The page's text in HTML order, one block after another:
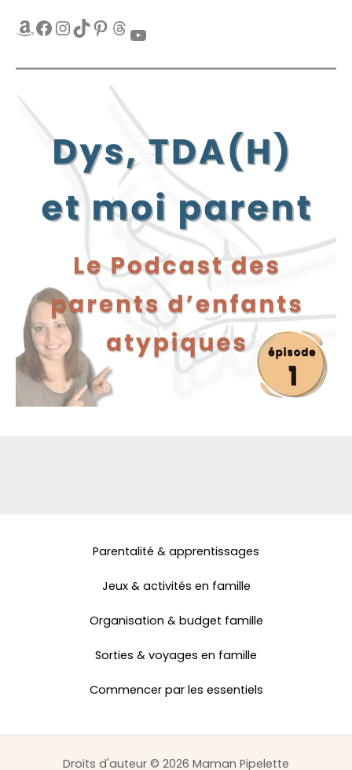
Amazon Facebook InstagramTikTok Pinterest Threads YouTube
Parentalité & apprentissages
Jeux & activités en famille
Organisation & budget famille
Sorties & voyages en famille
Commencer par les essentiels
Droits d'auteur © 2026 Maman Pipelette